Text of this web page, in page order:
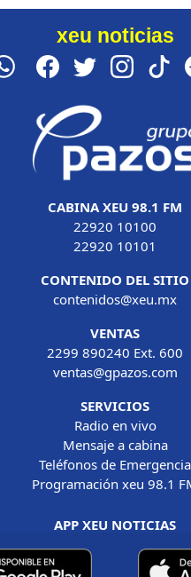
xeu noticias
CABINA XEU 98.1 FM
22920 10100
22920 10101
CONTENIDO DEL SITIO
contenidos@xeu.mx
VENTAS
2299 890240 Ext. 600
ventas@gpazos.com
SERVICIOS
Radio en vivo
Mensaje a cabina
Teléfonos de Emergencia
Programación xeu 98.1
APP XEU NOTICIAS